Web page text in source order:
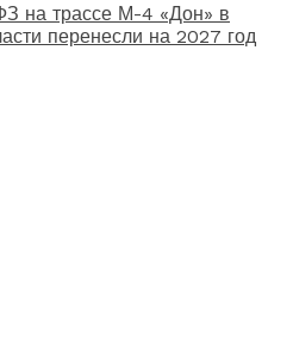
на трассе М-4 «Дон» в
перенесли на 2027 год